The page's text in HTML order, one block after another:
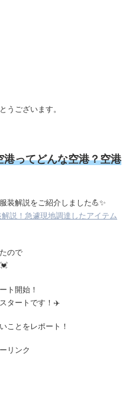
うございます。
ってどんな空港？空港
装解説をご紹介しました💪✨
説！急遽現地調達したアイテム
ので
ト開始！
タートです！✈️
ことをレポート！
リンク